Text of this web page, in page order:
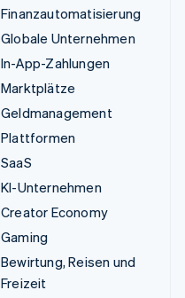
Finanzautomatisierung
Globale Unternehmen
In-App-Zahlungen
Marktplätze
Geldmanagement
Plattformen
SaaS
KI-Unternehmen
Creator Economy
Gaming
Bewirtung, Reisen und
Freizeit